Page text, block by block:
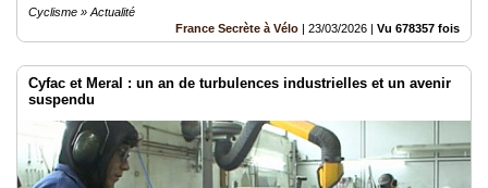
Cyclisme » Actualité
France Secrète à Vélo | 23/03/2026 | Vu 678357 fois
Cyfac et Meral : un an de turbulences industrielles et un avenir
suspendu